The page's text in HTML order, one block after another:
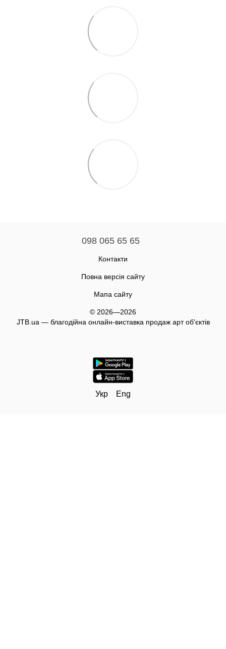
098 065 65 65
Контакти
Повна версія сайту
Мапа сайту
© 2026—2026
JTB.ua — благодійна онлайн-виставка продаж арт об'єктів
Укр Eng